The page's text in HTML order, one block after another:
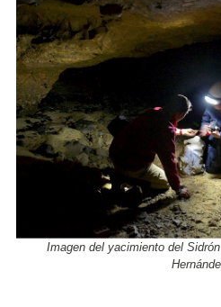
Imagen del yacimiento del